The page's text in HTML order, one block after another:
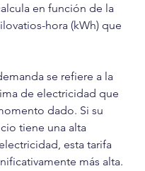
en función de la
hora (kWh) que
se refiere a la
de electricidad que
dado. Si su
tiene una alta
esta tarifa
más alta.